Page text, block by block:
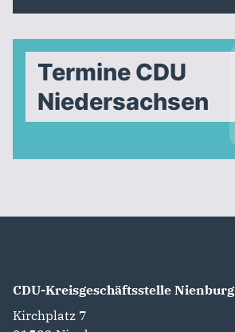
Termine CDU
Niedersachsen
CDU-Kreisgeschäftsstelle Nienburg
Kirchplatz 7